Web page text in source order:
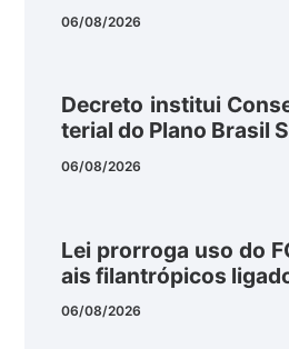
06/08/2026
Decreto institui
terial do Plano Brasil
06/08/2026
Lei prorroga uso do
ais filantrópicos
06/08/2026